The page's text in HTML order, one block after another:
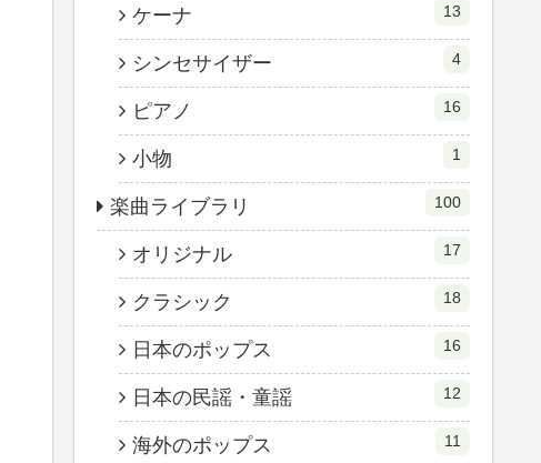
ケーナ 13
シンセサイザー 4
ピアノ 16
小物 1
楽曲ライブラリ 100
オリジナル 17
クラシック 18
日本のポップス 16
日本の民謡・童謡 12
海外のポップス 11